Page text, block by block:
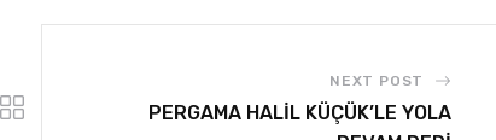
NEXT POST
PERGAMA HALİL KÜÇÜK’LE YOLA